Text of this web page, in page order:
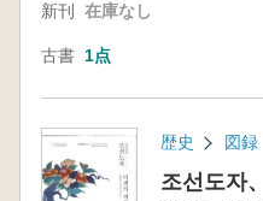
新刊 在庫なし
古書 1点
歴史 図録
조선도자